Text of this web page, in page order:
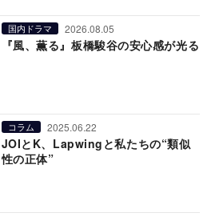
国内ドラマ 2026.08.05
『風、薫る』板橋駿谷の安心感が光る
コラム 2025.06.22
JOIとK、Lapwingと私たちの“類似
性の正体”